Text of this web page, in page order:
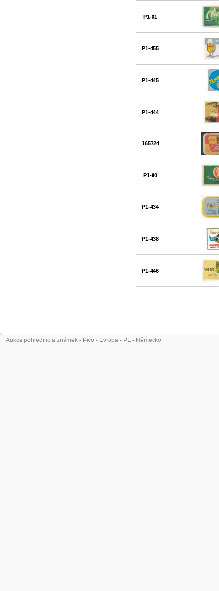
P1-81
P1-455
P1-445
P1-444
165724
P1-80
P1-434
P1-438
P1-446
Aukce pohlednic a známek - Pivo - Evropa - PE - Německo